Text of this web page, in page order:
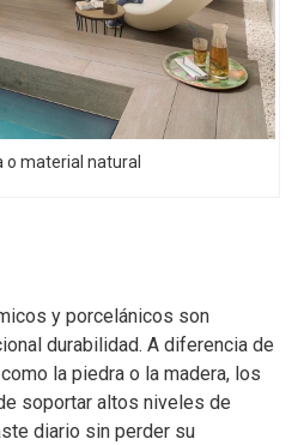
o material natural
y porcelánicos son
durabilidad. A diferencia de
la piedra o la madera, los
soportar altos niveles de
diario sin perder su